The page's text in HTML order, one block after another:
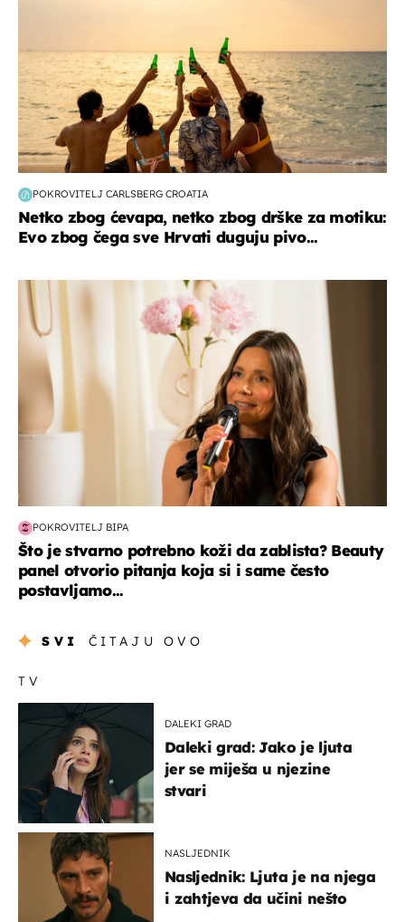
POKROVITELJ CARLSBERG CROATIA
Netko zbog ćevapa, netko zbog drške za motiku:
Evo zbog čega sve Hrvati duguju pivo...
moda & ljepota
POKROVITELJ BIPA
Što je stvarno potrebno koži da zablista? Beauty
panel otvorio pitanja koja si i same često
postavljamo...
SVI ČITAJU OVO
TV
DALEKI GRAD
Daleki grad: Jako je ljuta
jer se miješa u njezine
stvari
NASLJEDNIK
Nasljednik: Ljuta je na njega
i zahtjeva da učini nešto